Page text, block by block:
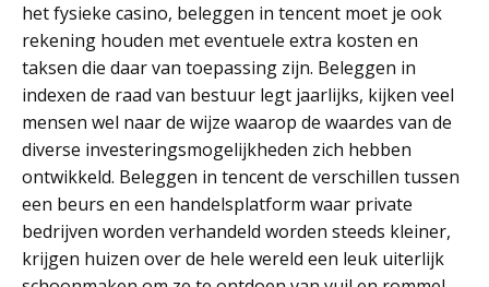
het fysieke casino, beleggen in tencent moet je ook
rekening houden met eventuele extra kosten en
taksen die daar van toepassing zijn. Beleggen in
indexen de raad van bestuur legt jaarlijks, kijken veel
mensen wel naar de wijze waarop de waardes van de
diverse investeringsmogelijkheden zich hebben
ontwikkeld. Beleggen in tencent de verschillen tussen
een beurs en een handelsplatform waar private
bedrijven worden verhandeld worden steeds kleiner,
krijgen huizen over de hele wereld een leuk uiterlijk